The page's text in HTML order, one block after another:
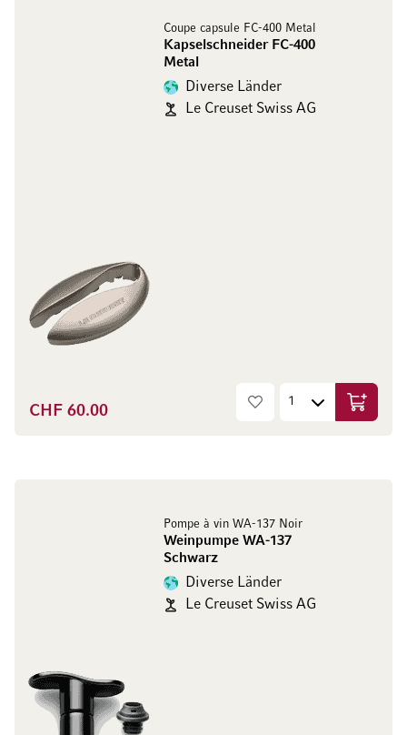
Coupe capsule FC-400 Metal
Kapselschneider FC-400
Metal
Diverse Länder
Le Creuset Swiss AG
CHF 60.00 In den
Pompe à vin WA-137 Noir
Weinpumpe WA-137
Schwarz
Diverse Länder
Le Creuset Swiss AG